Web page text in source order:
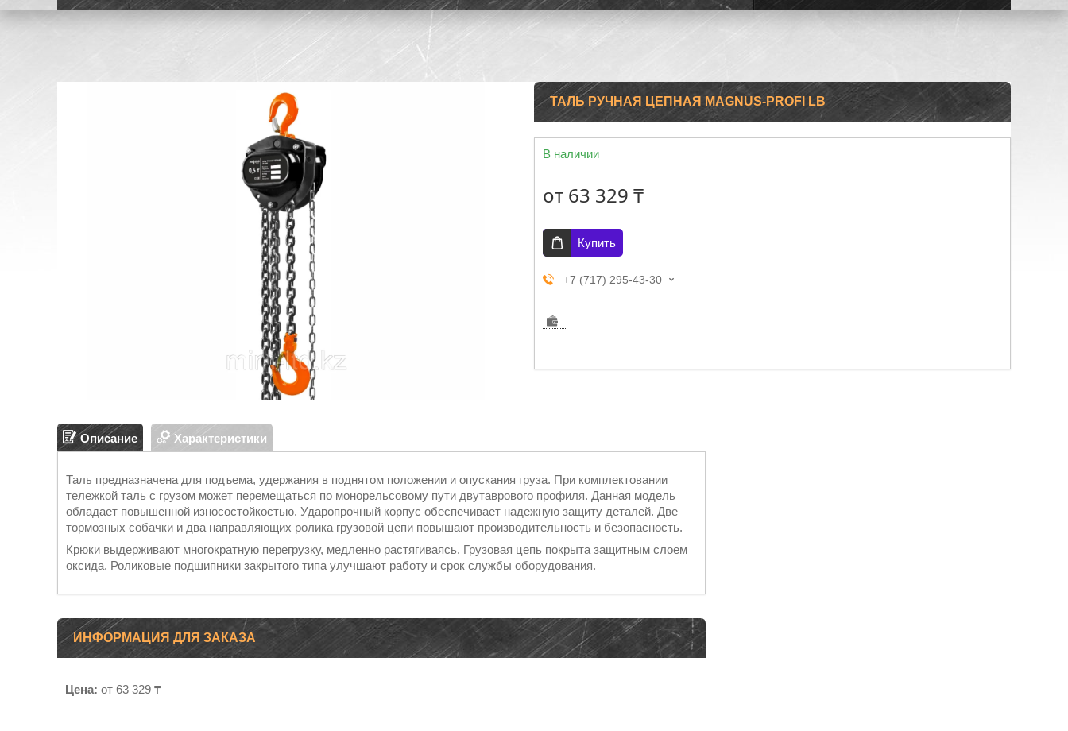
ТАЛЬ РУЧНАЯ ЦЕПНАЯ MAGNUS-PROFI LB
В наличии
от 63 329 ₸
Купить
+7 (717) 295-43-30
Описание Характеристики
Таль предназначена для подъема, удержания в поднятом положении и опускания груза. При комплектовании
тележкой таль с грузом может перемещаться по монорельсовому пути двутаврового профиля. Данная модель
обладает повышенной износостойкостью. Ударопрочный корпус обеспечивает надежную защиту деталей. Две
тормозных собачки и два направляющих ролика грузовой цепи повышают производительность и безопасность.
Крюки выдерживают многократную перегрузку, медленно растягиваясь. Грузовая цепь покрыта защитным слоем
оксида. Роликовые подшипники закрытого типа улучшают работу и срок службы оборудования.
ИНФОРМАЦИЯ ДЛЯ ЗАКАЗА
Цена: от 63 329 ₸